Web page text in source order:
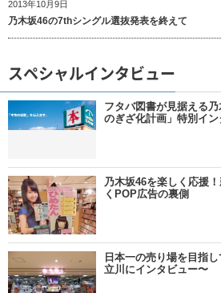
2013年10月9日
乃木坂46の7thシングル選抜発表を終えて
スペシャルインタビュー
フタバ図書が見据える
のぎざ化計画」特別イ
乃木坂46を楽しく応援
くPOP広告の裏側
日本一の売り場を目指
立川にインタビュー〜